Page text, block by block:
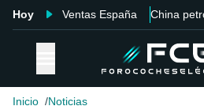
Hoy Ventas España China
Inicio Noticias